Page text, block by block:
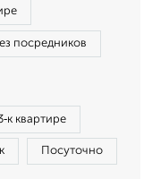
посредников
квартире
Посуточно